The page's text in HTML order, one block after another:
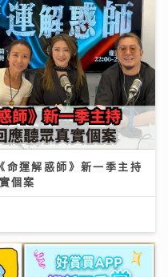
命運解惑師》新一季主持
個案